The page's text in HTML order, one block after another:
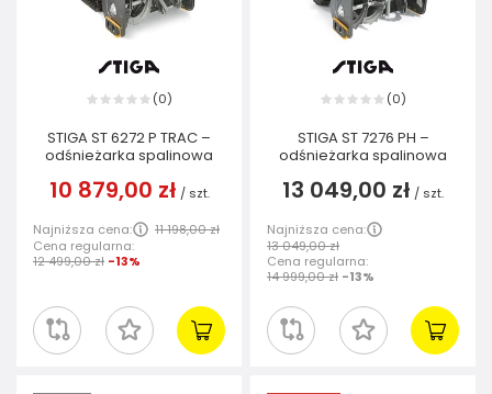
(0)
STIGA ST 6272 P TRAC –
odśnieżarka spalinowa
10 879,00 zł / szt.
Najniższa cena:
11 198,00 zł
Cena regularna:
12 499,00 zł -13%
(0)
STIGA ST 7276 PH –
odśnieżarka spalinowa
13 049,00 zł / szt.
Najniższa cena:
13 049,00 zł
Cena regularna:
14 999,00 zł -13%